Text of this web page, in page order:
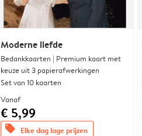
Moderne liefde
Bedankkaarten | Premium kaart met
keuze uit 3 papierafwerkingen
Set van 10 kaarten
Vanaf
€ 5,99
offers Elke dag lage prijzen